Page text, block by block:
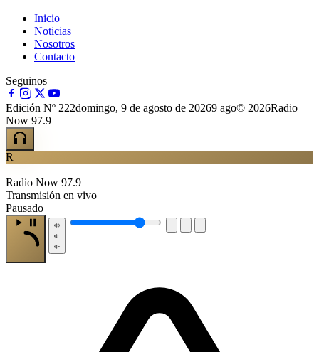
Inicio
Noticias
Nosotros
Contacto
Seguinos
Edición Nº 222domingo, 9 de agosto de 20269 ago© 2026Radio
Now 97.9
R
Radio Now 97.9
Transmisión en vivo
Pausado